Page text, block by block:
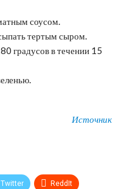
соусом.
тертым сыром.
градусов в течении 15
Источник
Twitter ReddIt